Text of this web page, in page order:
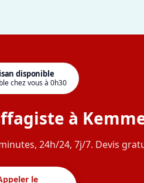
disponible
chez vous à 0h30
à
24h/24, 7j/7. Devis
le